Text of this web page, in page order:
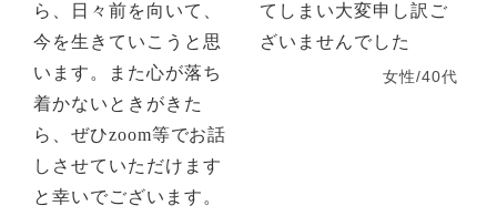
ら、日々前を向いて、
今を生きていこうと思
います。また心が落ち
着かないときがきた
ら、ぜひzoom等でお話
しさせていただけます
と幸いでございます。
てしまい大変申し訳ご
ざいませんでした
女性/40代